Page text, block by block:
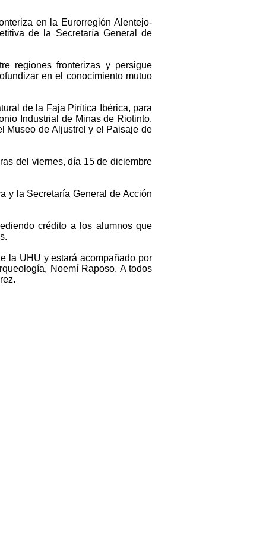
en la Eurorregión Alentejo-
de la Secretaría General de
regiones fronterizas y persigue
en el conocimiento mutuo
de la Faja Pirítica Ibérica, para
Industrial de Minas de Riotinto,
Museo de Aljustrel y el Paisaje de
del viernes, día 15 de diciembre
y la Secretaría General de Acción
crédito a los alumnos que
la UHU y estará acompañado por
Noemí Raposo. A todos